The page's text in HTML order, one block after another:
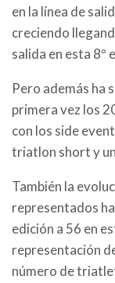
en la línea de
creciendo
salida en esta 8º
Pero además ha
primera vez los
con los side
triatlon short y
También la
representados
edición a 56 en
representación
número de